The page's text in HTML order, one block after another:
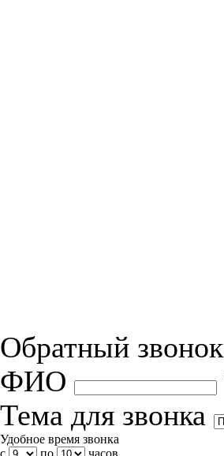
Обратный звонок
ФИО
Тема для звонка
Удобное время звонка
с
по часов